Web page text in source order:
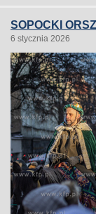
SOPOCKI
6 stycznia 2026